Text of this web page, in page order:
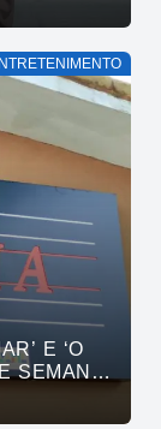
E ‘O
SEMANA